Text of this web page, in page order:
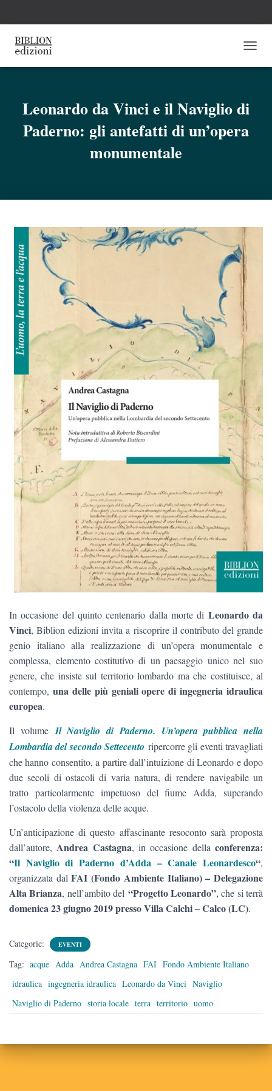
A
L
Leonardo da Vinci e il Naviglio di
Paderno: gli antefatti di un’opera
monumentale
In occasione del quinto centenario dalla morte di Leonardo da
Vinci, Biblion edizioni invita a riscoprire il contributo del grande
genio italiano alla realizzazione di un’opera monumentale e
complessa, elemento costitutivo di un paesaggio unico nel suo
genere, che insiste sul territorio lombardo ma che costituisce, al
contempo, una delle più geniali opere di ingegneria idraulica
europea.
Il volume Il Naviglio di Paderno. Un’opera pubblica nella
Lombardia del secondo Settecento ripercorre gli eventi travagliati
che hanno consentito, a partire dall’intuizione di Leonardo e dopo
due secoli di ostacoli di varia natura, di rendere navigabile un
tratto particolarmente impetuoso del fiume Adda, superando
l’ostacolo della violenza delle acque.
Un’anticipazione di questo affascinante resoconto sarà proposta
dall’autore, Andrea Castagna, in occasione dellaconferenza:
“Il Naviglio di Paderno d’Adda – Canale Leonardesco“,
organizzata dalFAI (Fondo Ambiente Italiano) – Delegazione
Alta Brianza, nell’ambito del “Progetto Leonardo”, che si terrà
domenica 23 giugno 2019 presso Villa Calchi – Calco (LC).
Categorie: EVENTI
Tag: acque Adda Andrea Castagna FAI Fondo Ambiente Italiano
idraulica ingegneria idraulica Leonardo da Vinci Naviglio
Naviglio di Paderno storia locale terra territorio uomo